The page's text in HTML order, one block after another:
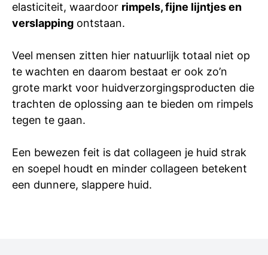
elasticiteit, waardoor rimpels, fijne lijntjes en
verslapping ontstaan.
Veel mensen zitten hier natuurlijk totaal niet op
te wachten en daarom bestaat er ook zo’n
grote markt voor huidverzorgingsproducten die
trachten de oplossing aan te bieden om rimpels
tegen te gaan.
Een bewezen feit is dat collageen je huid strak
en soepel houdt en minder collageen betekent
een dunnere, slappere huid.